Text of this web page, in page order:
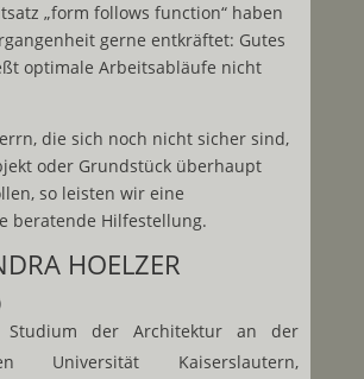
„form follows function“ haben
gerne entkräftet: Gutes
optimale Arbeitsabläufe nicht
die sich noch nicht sicher sind,
oder Grundstück überhaupt
so leisten wir eine
beratende Hilfestellung.
HOELZER
Studium der Architektur an der
Universität Kaiserslautern,